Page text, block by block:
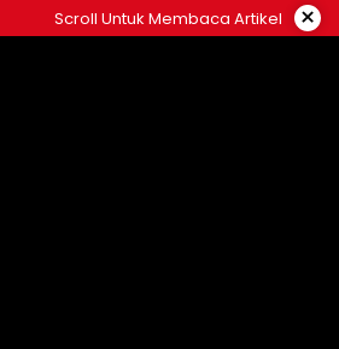
Scroll Untuk Membaca Artikel ×